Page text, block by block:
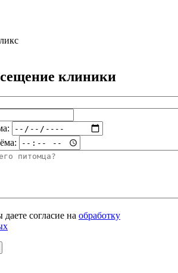
клиники
согласие на обработку